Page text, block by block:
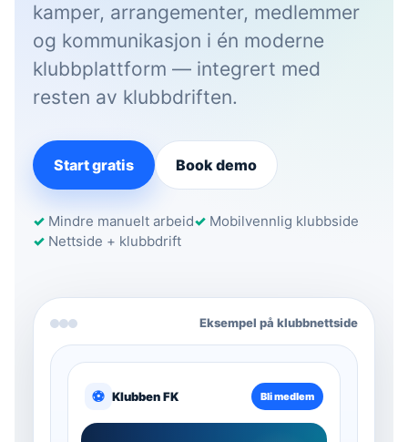
kamper, arrangementer, medlemmer
og kommunikasjon i én moderne
klubbplattform — integrert med
resten av klubbdriften.
Start gratis Book demo
✓ Mindre manuelt arbeid✓ Mobilvennlig klubbside
✓ Nettside + klubbdrift
Eksempel på klubbnettside
⚽ Klubben FK Bli medlem